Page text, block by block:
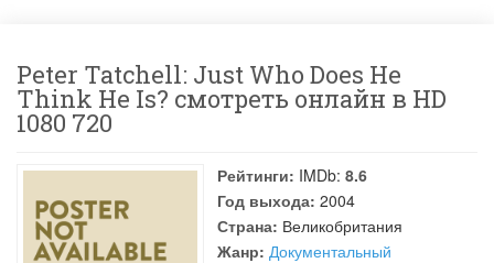
Peter Tatchell: Just Who Does He
Think He Is? смотреть онлайн в HD
1080 720
Рейтинги: IMDb: 8.6
Год выхода: 2004
Страна: Великобритания
Жанр: Документальный